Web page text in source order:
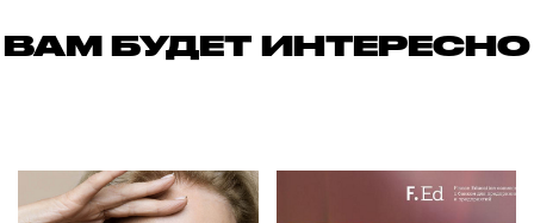
ВАМ БУДЕТ ИНТЕРЕСНО